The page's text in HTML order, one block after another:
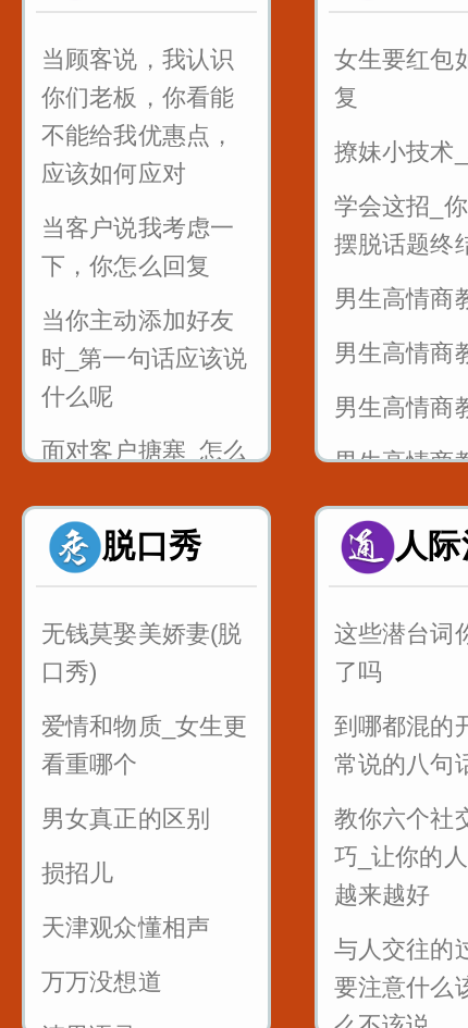
1_双唇音
标兵奔北坡
2_唇齿音f_
凰
3_舌尖中音
敌岛打特盗
3_舌尖中音
念刘娘
当顾客说，我认识
你们老板，你看能
不能给我优惠点，
应该如何应对
当客户说我考虑一
下，你怎么回复
当你主动添加好友
时_第一句话应该说
什么呢
面对客户搪塞_怎么
做销售如何巧妙回
答_太贵了
顾客嫌贵的话术技
巧_贵不贵引导到值
不值
销售的时候懂得尊
重客户_一句话就可
住客户的心
销售很厉害的一招
女生要红包
复
撩妹小技术
学会这招_
摆脱话题终
男生高情商
男生高情商
男生高情商
男生高情商
知识点_女
是不是胖了
不知道怎么
样说提高成
情侣之间说
永远不分手
脱口秀
无钱莫娶美娇妻(脱
口秀)
爱情和物质_女生更
看重哪个
男女真正的区别
损招儿
天津观众懂相声
万万没想道
人
这些潜台词
了吗
到哪都混的
常说的八句
教你六个社
巧_让你的
越来越好
与人交往的
要注意什么